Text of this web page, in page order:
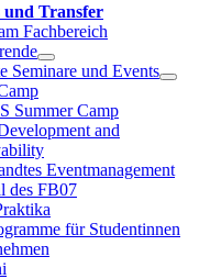
und Transfer
Fachbereich
Seminare und Events
Summer Camp
and
Eventmanagement
des FB07
für Studentinnen